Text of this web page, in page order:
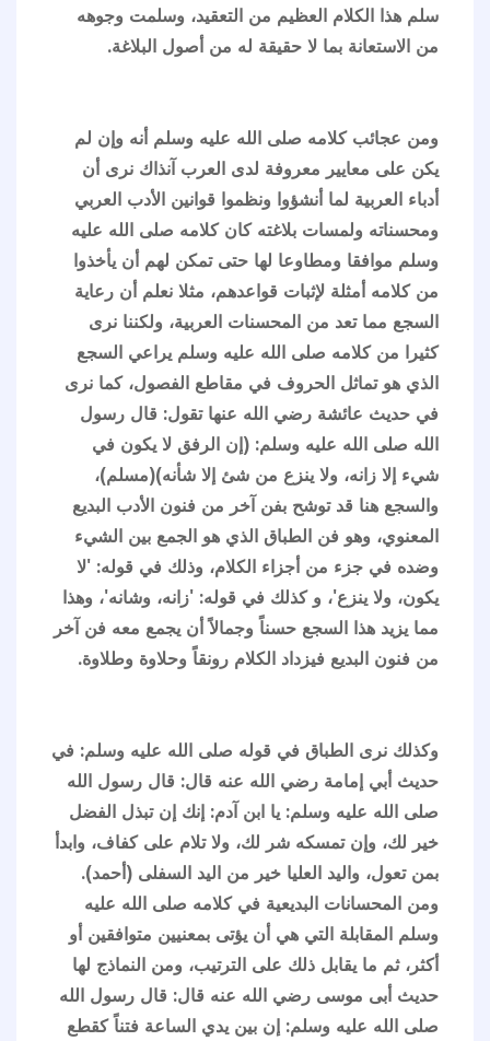
سلم هذا الكلام العظيم من التعقيد، وسلمت وجوهه
من الاستعانة بما لا حقيقة له من أصول البلاغة.
ومن عجائب كلامه صلى الله عليه وسلم أنه وإن لم
يكن على معايير معروفة لدى العرب آنذاك نرى أن
أدباء العربية لما أنشؤوا ونظموا قوانين الأدب العربي
ومحسناته ولمسات بلاغته كان كلامه صلى الله عليه
وسلم موافقا ومطاوعا لها حتى تمكن لهم أن يأخذوا
من كلامه أمثلة لإثبات قواعدهم، مثلا نعلم أن رعاية
السجع مما تعد من المحسنات العربية، ولكننا نرى
كثيرا من كلامه صلى الله عليه وسلم يراعي السجع
الذي هو تماثل الحروف في مقاطع الفصول، كما نرى
في حديث عائشة رضي الله عنها تقول: قال رسول
الله صلى الله عليه وسلم: (إن الرفق لا يكون في
شيء إلا زانه، ولا ينزع من شئ إلا شأنه)(مسلم)،
والسجع هنا قد توشح بفن آخر من فنون الأدب البديع
المعنوي، وهو فن الطباق الذي هو الجمع بين الشيء
وضده في جزء من أجزاء الكلام، وذلك في قوله: 'لا
يكون، ولا ينزع'، و كذلك في قوله: 'زانه، وشانه'، وهذا
مما يزيد هذا السجع حسناً وجمالاً أن يجمع معه فن آخر
من فنون البديع فيزداد الكلام رونقاً وحلاوة وطلاوة.
وكذلك نرى الطباق في قوله صلى الله عليه وسلم: في
حديث أبي إمامة رضي الله عنه قال: قال رسول الله
صلى الله عليه وسلم: يا ابن آدم: إنك إن تبذل الفضل
خير لك، وإن تمسكه شر لك، ولا تلام على كفاف، وابدأ
بمن تعول، واليد العليا خير من اليد السفلى (أحمد).
ومن المحسانات البديعية في كلامه صلى الله عليه
وسلم المقابلة التي هي أن يؤتى بمعنيين متوافقين أو
أكثر، ثم ما يقابل ذلك على الترتيب، ومن النماذج لها
حديث أبى موسى رضي الله عنه قال: قال رسول الله
صلى الله عليه وسلم: إن بين يدي الساعة فتناً كقطع